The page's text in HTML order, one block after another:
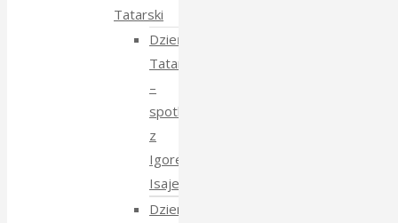
Tatarski
Dzień
Tatarski
–
spotkanie
z
Igorem
Isajewem
Dzien